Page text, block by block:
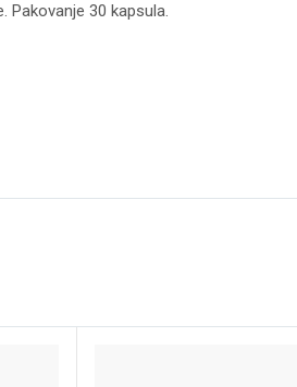
Pakovanje 30 kapsula.